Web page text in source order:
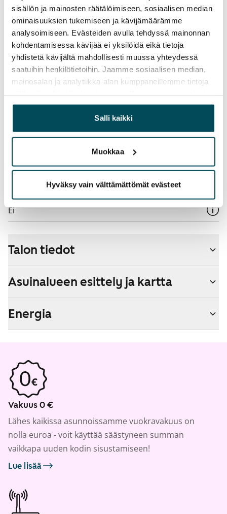
sisällön ja mainosten räätälöimiseen, sosiaalisen median
ominaisuuksien tukemiseen ja kävijämäärämme
analysoimiseen. Evästeiden avulla tehdyssä mainonnan
kohdentamisessa kävijää ei yksilöidä eikä tietoja
yhdistetä kävijältä mahdollisesti muussa yhteydessä
saatuihin henkilötietoihin. Jaamme sosiaalisen median,
mainosalan ja analytiikka-alan kumppaneillemme tietoja
yhdistää näitä tietoja muihin tietoihin, joita olet antanut
heille tai joita on kerätty, kun olet käyttänyt heidän
palvelujaan.
Salli kaikki
Muokkaa
Hyväksy vain välttämättömät evästeet
Pakollinen, ei sisälly vuokraan
Vesimaksu
27 €/hlö/kk
Sähkömaksu
Vuokralainen solmii itse sähkösopimuksen.
Vuokraan sisältyy 50 M laajakaistaliittymä. Voit hankkia
operaattoriin Telia.
Lemmikit sallittu
Savuton talo
Ei
Talon tiedot
Asuinalueen esittely ja kartta
Energia
Vakuus 0 €
Lähes kaikissa asunnoissamme vuokravakuus on
nolla euroa - voit käyttää säästyneen summan
vaikkapa uuden kodin sisustamiseen!
Lue lisää